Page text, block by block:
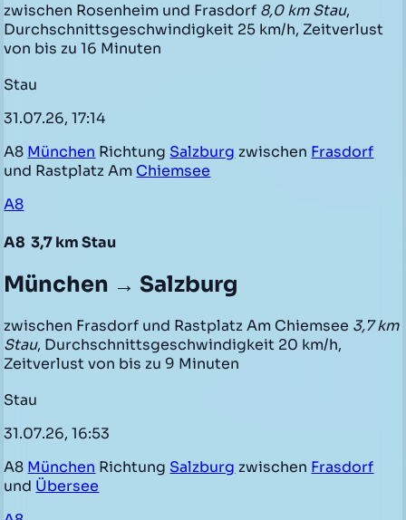
zwischen Rosenheim und Frasdorf 8,0 km Stau,
Durchschnittsgeschwindigkeit 25 km/h, Zeitverlust
von bis zu 16 Minuten
Stau
31.07.26, 17:14
A8 München Richtung Salzburg zwischen Frasdorf
und Rastplatz Am Chiemsee
A8
A8 3,7 km Stau
München → Salzburg
zwischen Frasdorf und Rastplatz Am Chiemsee 3,7 km
Stau, Durchschnittsgeschwindigkeit 20 km/h,
Zeitverlust von bis zu 9 Minuten
Stau
31.07.26, 16:53
A8 München Richtung Salzburg zwischen Frasdorf
und Übersee